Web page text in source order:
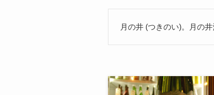
月の井 (つきのい)。月の